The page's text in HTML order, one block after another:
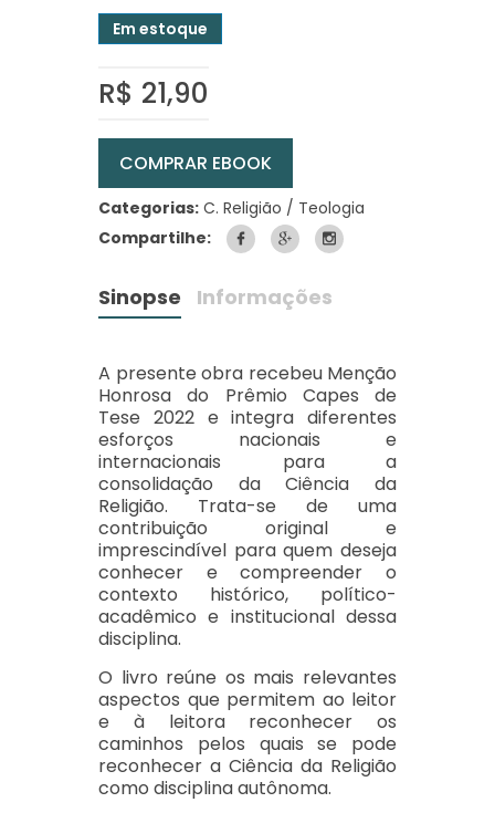
Em estoque
R$ 21,90
COMPRAR EBOOK
Categorias: C. Religião / Teologia
Compartilhe:
Sinopse Informações
A presente obra recebeu Menção
Honrosa do Prêmio Capes de
Tese 2022 e integra diferentes
esforços nacionais e
internacionais para a
consolidação da Ciência da
Religião. Trata-se de uma
contribuição original e
imprescindível para quem deseja
conhecer e compreender o
contexto histórico, político-
acadêmico e institucional dessa
disciplina.
O livro reúne os mais relevantes
aspectos que permitem ao leitor
e à leitora reconhecer os
caminhos pelos quais se pode
reconhecer a Ciência da Religião
como disciplina autônoma.